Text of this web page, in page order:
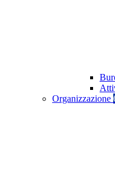
Organizzazione